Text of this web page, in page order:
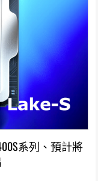
系列、預計將